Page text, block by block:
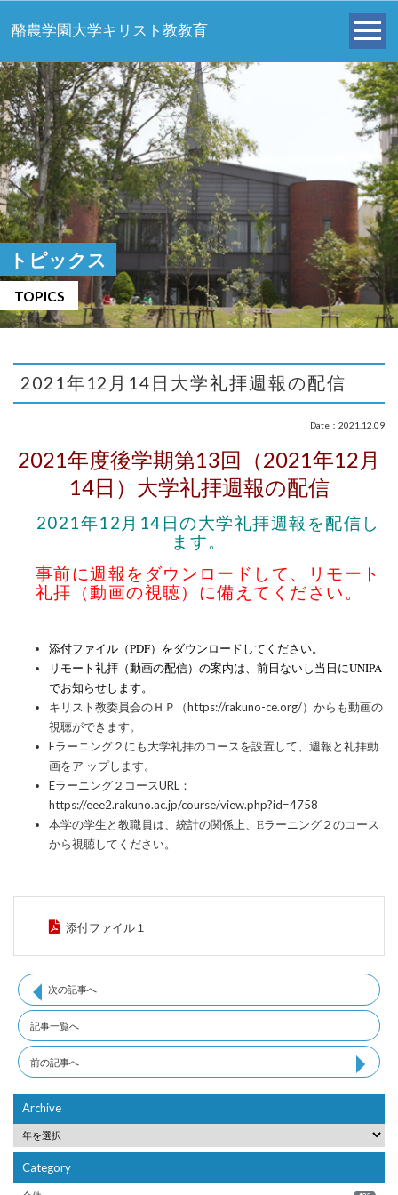
酪農学園大学キリスト教教育
トピックス
TOPICS
2021年12月14日大学礼拝週報の配信
Date：2021.12.09
2021年度後学期第13回（2021年12月
14日）大学礼拝週報の配信
2021年12月14日の大学礼拝週報を配信し
ます。
事前に週報をダウンロードして、リモート
礼拝（動画の視聴）に備えてください。
添付ファイル（PDF）をダウンロードしてください。
リモート礼拝（動画の配信）の案内は、前日ないし当日にUNIPA
でお知らせします。
キリスト教委員会のＨＰ（https://rakuno-ce.org/）からも動画の
視聴ができます。
Eラーニング２にも大学礼拝のコースを設置して、週報と礼拝動
画をア ップします。
Eラーニング２コースURL：
https://eee2.rakuno.ac.jp/course/view.php?id=4758
本学の学生と教職員は、 統計の関係上、 Eラーニング２のコース
から視聴してください。
添付ファイル１
次の記事へ
記事一覧へ
前の記事へ
Archive
Category